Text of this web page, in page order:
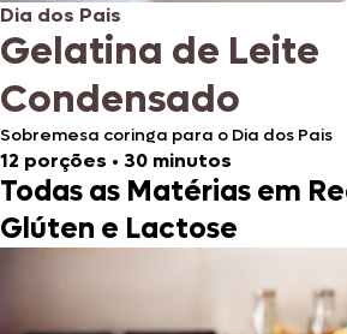
Dia dos Pais
Gelatina de Leite
Condensado
Sobremesa coringa para o Dia dos Pais
12 porções • 30 minutos
Todas as Matérias em
Glúten e Lactose